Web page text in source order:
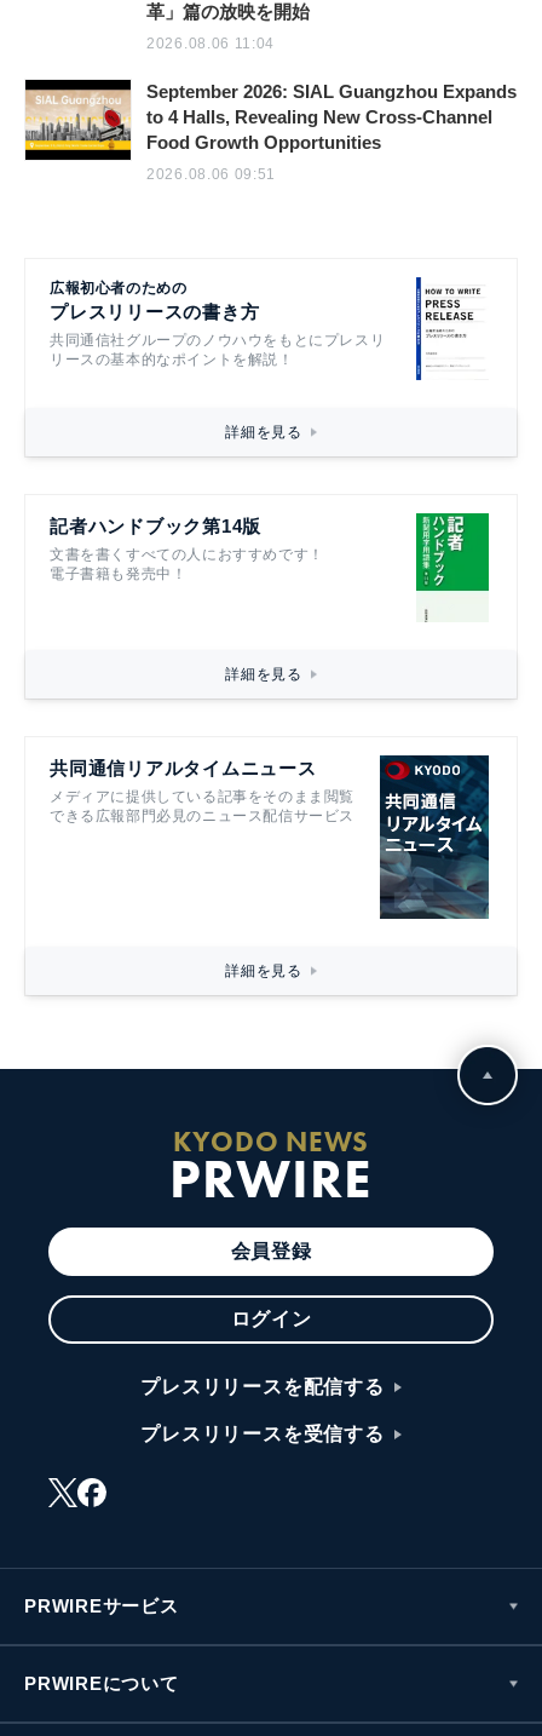
革」篇の放映を開始
2026.08.06 11:04
September 2026: SIAL Guangzhou Expands
to 4 Halls, Revealing New Cross-Channel
Food Growth Opportunities
2026.08.06 09:51
広報初心者のための
プレスリリースの書き方
共同通信社グループのノウハウをもとにプレスリ
リースの基本的なポイントを解説！
詳細を見る
記者ハンドブック第14版
文書を書くすべての人におすすめです！
電子書籍も発売中！
詳細を見る
共同通信リアルタイムニュース
メディアに提供している記事をそのまま閲覧
できる広報部門必見のニュース配信サービス
詳細を見る
KYODO NEWS
PRWIRE
会員登録
ログイン
プレスリリースを配信する
プレスリリースを受信する
PRWIREサービス
PRWIREについて